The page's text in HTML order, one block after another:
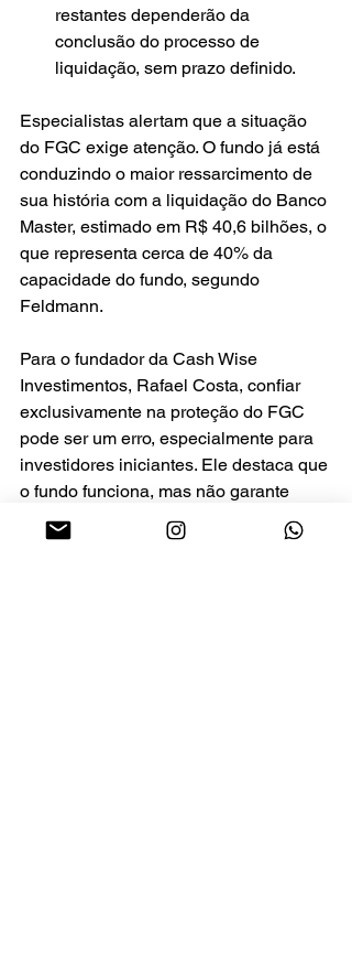
restantes dependerão da
conclusão do processo de
liquidação, sem prazo definido.
Especialistas alertam que a situação
do FGC exige atenção. O fundo já está
conduzindo o maior ressarcimento de
sua história com a liquidação do Banco
Master, estimado em R$ 40,6 bilhões, o
que representa cerca de 40% da
capacidade do fundo, segundo
Feldmann.
Para o fundador da Cash Wise
Investimentos, Rafael Costa, confiar
exclusivamente na proteção do FGC
pode ser um erro, especialmente para
investidores iniciantes. Ele destaca que
o fundo funciona, mas não garante
rapidez no ressarcimento, nem cobre
valores acima do limite legal.